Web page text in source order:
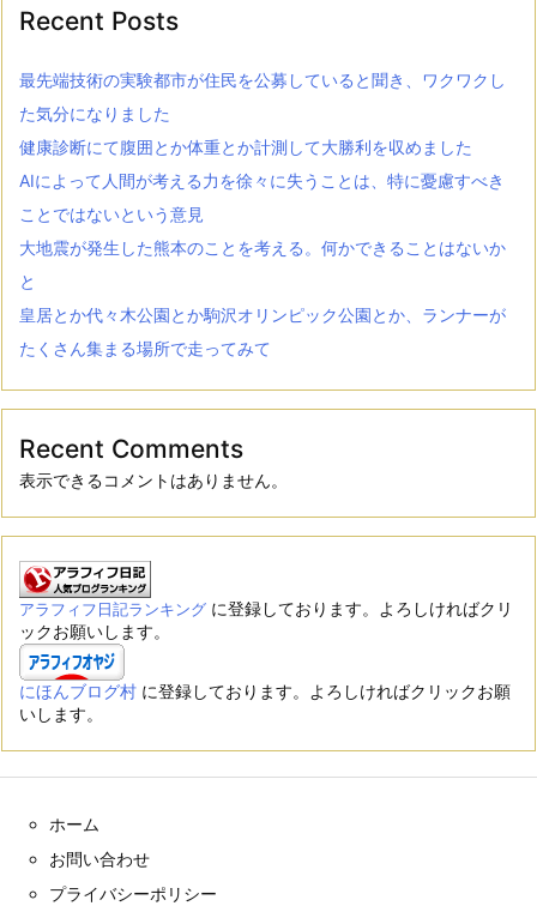
Recent Posts
最先端技術の実験都市が住民を公募していると聞き、ワクワクし
た気分になりました
健康診断にて腹囲とか体重とか計測して大勝利を収めました
AIによって人間が考える力を徐々に失うことは、特に憂慮すべき
ことではないという意見
大地震が発生した熊本のことを考える。何かできることはないか
と
皇居とか代々木公園とか駒沢オリンピック公園とか、ランナーが
たくさん集まる場所で走ってみて
Recent Comments
表示できるコメントはありません。
アラフィフ日記ランキング に登録しております。よろしければクリ
ックお願いします。
にほんブログ村 に登録しております。よろしければクリックお願
いします。
ホーム
お問い合わせ
プライバシーポリシー